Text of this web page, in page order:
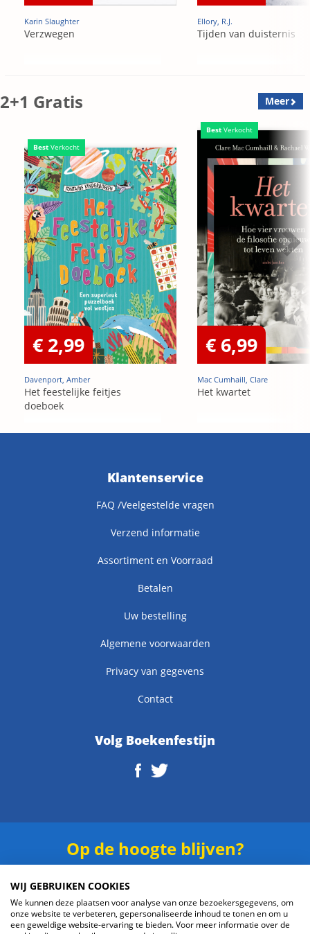
Karin Slaughter
Verzwegen
Ellory, R.J.
Tijden van duisternis
2+1 Gratis Meer
Best Verkocht
€ 2,99
Davenport, Amber
Het feestelijke feitjes
doeboek
Best Verkocht
€ 6,99
Mac Cumhaill, Clare
Het kwartet
Klantenservice
FAQ /Veelgestelde vragen
Verzend informatie
Assortiment en Voorraad
Betalen
Uw bestelling
Algemene voorwaarden
Privacy van gegevens
Contact
Volg Boekenfestijn
Op de hoogte blijven?
WIJ GEBRUIKEN COOKIES
We kunnen deze plaatsen voor analyse van onze bezoekersgegevens, om
onze website te verbeteren, gepersonaliseerde inhoud te tonen en om u
een geweldige website-ervaring te bieden. Voor meer informatie over de